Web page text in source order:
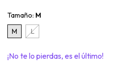
Tamaño: M
M
L
¡No te lo pierdas, es el último!